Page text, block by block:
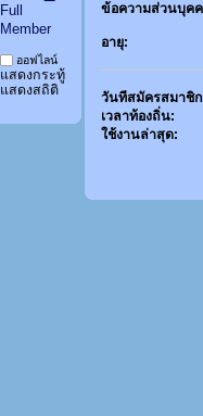
Full
Member
ออฟไลน์
แสดงกระทู้
แสดงสถิติ
ข้อความส่วนบุค
อายุ:
วันที่สมัครสมาชิ
เวลาท้องถิ่น:
ใช้งานล่าสุด: